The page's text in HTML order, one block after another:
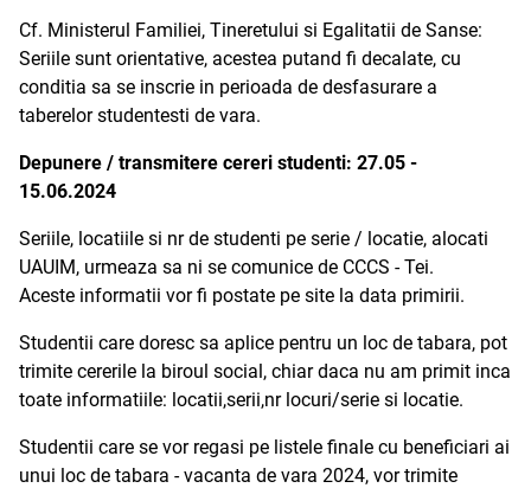
Cf. Ministerul Familiei, Tineretului si Egalitatii de Sanse:
Seriile sunt orientative, acestea putand fi decalate, cu
conditia sa se inscrie in perioada de desfasurare a
taberelor studentesti de vara.
Depunere / transmitere cereri studenti: 27.05 -
15.06.2024
Seriile, locatiile si nr de studenti pe serie / locatie, alocati
UAUIM, urmeaza sa ni se comunice de CCCS - Tei.
Aceste informatii vor fi postate pe site la data primirii.
Studentii care doresc sa aplice pentru un loc de tabara, pot
trimite cererile la biroul social, chiar daca nu am primit inca
toate informatiile: locatii,serii,nr locuri/serie si locatie.
Studentii care se vor regasi pe listele finale cu beneficiari ai
unui loc de tabara - vacanta de vara 2024, vor trimite